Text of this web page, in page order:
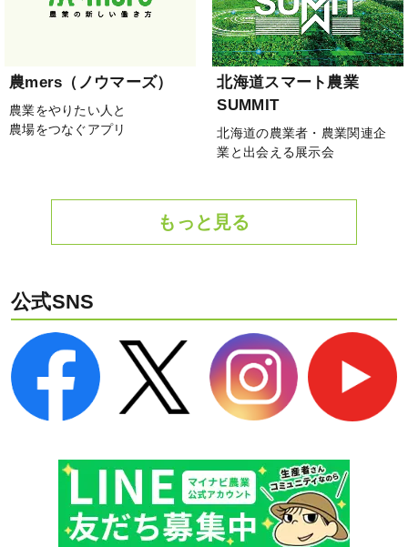
農mers（ノウマーズ）
農業をやりたい人と
農場をつなぐアプリ
北海道スマート農業
SUMMIT
北海道の農業者・農業関連企
業と出会える展示会
もっと見る
公式SNS